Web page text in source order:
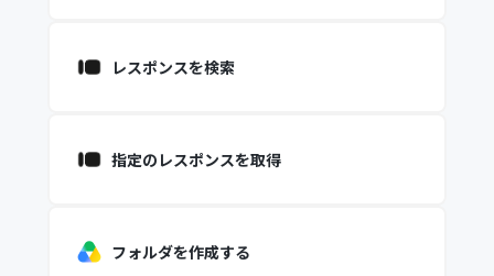
レスポンスを検索
指定のレスポンスを取得
フォルダを作成する